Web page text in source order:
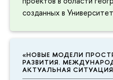
созданных в
«НОВЫЕ МОДЕЛИ
РАЗВИТИЯ.
АКТУАЛЬНАЯ